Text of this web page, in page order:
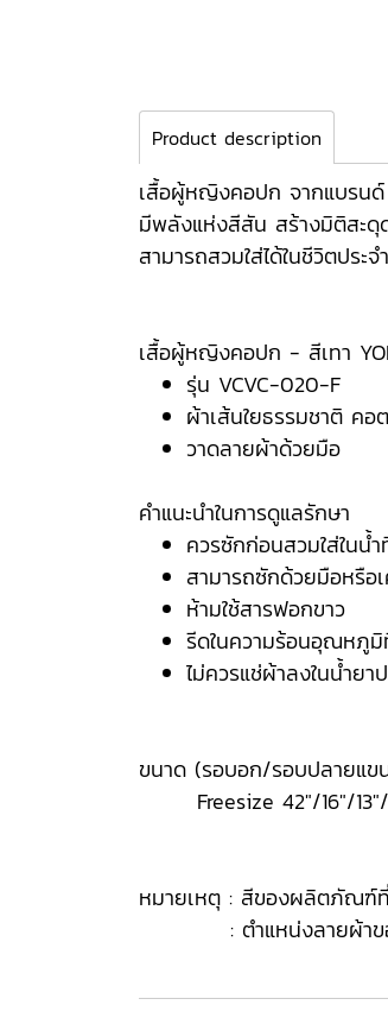
Product description
เสื้อผู้หญิงคอปก จากแบรนด์
มีพลังแห่งสีสัน สร้างมิติสะดุ
สามารถสวมใส่ได้ในชีวิตปร
เสื้อผู้หญิงคอปก - สีเทา
รุ่น VCVC-020-F
ผ้าเส้นใยธรรมชาติ ค
วาดลายผ้าด้วยมือ
คำแนะนำในการดูแลรักษา
ควรซักก่อนสวมใส่ใน
สามารถซักด้วยมือหรือ
ห้ามใช้สารฟอกขาว
รีดในความร้อนอุณหภูมิ
ไม่ควรแช่ผ้าลงในน้ำย
ขนาด (รอบอก/รอบปลายแข
Freesize 42"/16"/13"/
หมายเหตุ : สีของผลิตภัณฑ์ที่
: ตำแหน่งลายผ้าของสิน